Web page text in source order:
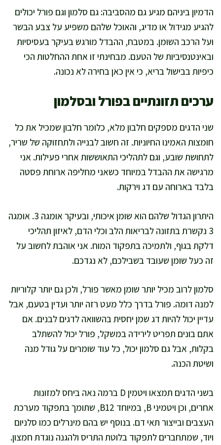
הדמיון ביניהם מגיע גם מהסביבה: גם סלמון וגם פורל יכולים
להגיע מגידול או מדיג, והאוכל שלהם משפיע על צבע הבשר
ועל הרכב השומן. במטבח, ההבדל מורגש בעיקר בעסיסיות
ובאינטנסיביות של הטעם. מבחינתי זו אחת ההחלטות הכי
כיפיות בבישול בריא, כי אין כאן בחירה לא נכונה.
ערכים תזונתיים בפורל ובסלמון
שני הדגים מספקים חלבון מלא, כלומר חלבון שמכיל את כל
חומצות האמינו החיוניות. זה חשוב לבנייה ולתחזוקה של שריר,
לתחושת שובע, וגם לתהליכי התאוששות אחרי פעילות. אני
מרגישה את ההבדל במיוחד כשאני מחליפה ארוחת פסטה
בלבד בארוחה עם דג וירקות.
היתרון הגדול שלהם הוא שומן איכותי, ובעיקר אומגה 3. אומגה
3 נקשרת בתזונה לבריאות הלב וכלי הדם, לאיזון תהליכי
דלקת בגוף, ולתמיכה בתפקוד המוח. אני אוהבת לחשוב על
זה כעל שומן שעובד בשבילכם, לא נגדכם.
סלמון לרוב מכיל יותר שומן מאשר פורל, ולכן גם יותר קלוריות
למנה דומה. פורל בדרך כלל מעט רזה יותר ועדין בטעם, אבל
עדיין יכול להיות דג שמן יחסית בהשוואה לדגים לבנים. אם
אתם בונים תפריט לירידה במשקל, פורל יכול להשתלב
בקלות, אבל גם סלמון יכול, כל עוד שומרים על גודל מנה
ושיטת הכנה.
בשני הדגים תמצאו ויטמין D ברמה נאה ביחס למזונות
אחרים, וכן ויטמיני B, במיוחד B12, שתומך בתפקוד מערכת
העצבים ובייצור תאי דם. בנוסף יש בהם מינרלים כמו סלניום
ויוד, שמתחברים לתפקוד בלוטת התריס ולהגנה נוגדת חמצון.